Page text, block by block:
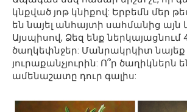
կնքված յոթ կնիքով: Երբեմն մեր
են նայել անհայտի սահմանից այն
Այսպիսով, Ձեզ ենք ներկայացնում
ծաղկեփնջեր: Մանրակրկիտ նայեք
յուրաքանչյուրին: Ո՞ր ծաղիկներն
ամենաշատը դուր գալիս: